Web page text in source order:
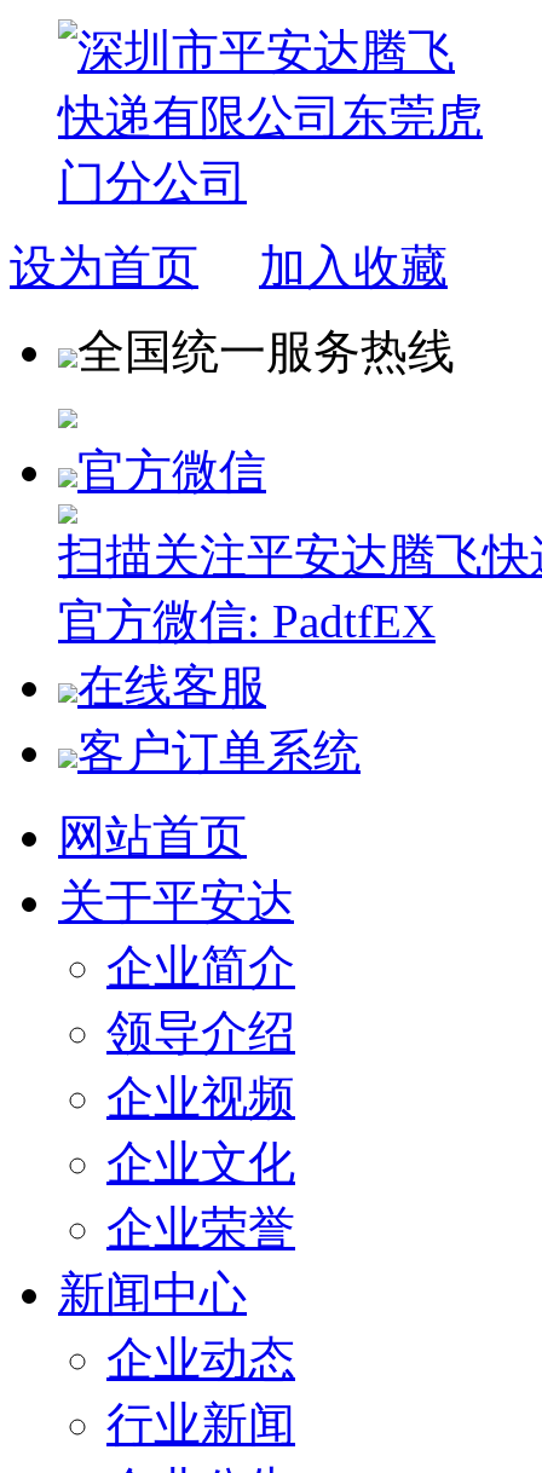
设为首页
加入收藏
全国统一服务热线
官方微信
扫描关注平安达腾飞快
官方微信: PadtfEX
在线客服
客户订单系统
网站首页
关于平安达
企业简介
领导介绍
企业视频
企业文化
企业荣誉
新闻中心
企业动态
行业新闻